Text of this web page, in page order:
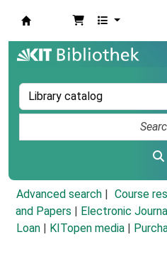
Advanced search Course
and Papers
Electronic
Loan
KITopen media